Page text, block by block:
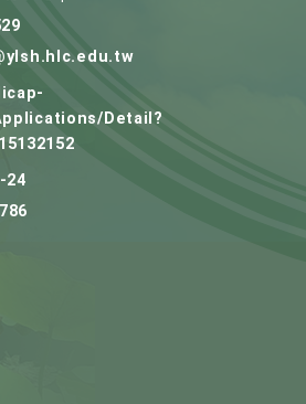
Detail?
24